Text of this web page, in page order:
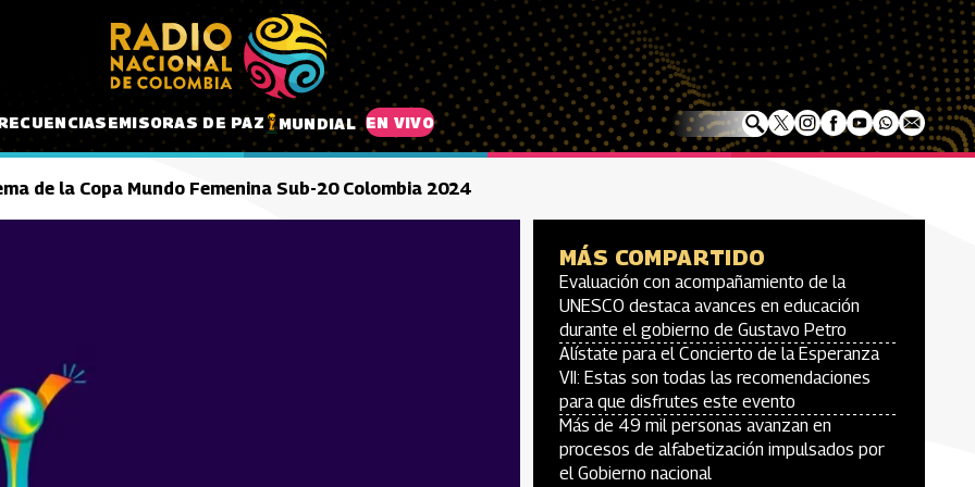
EMISORAS DE PAZ MUNDIAL EN VIVO
de la Copa Mundo Femenina Sub-20 Colombia 2024
MÁS COMPARTIDO
Evaluación con acompañamiento de la
UNESCO destaca avances en educación
durante el gobierno de Gustavo Petro
Alístate para el Concierto de la Esperanza
VII: Estas son todas las recomendaciones
para que disfrutes este evento
Más de 49 mil personas avanzan en
procesos de alfabetización impulsados por
el Gobierno nacional